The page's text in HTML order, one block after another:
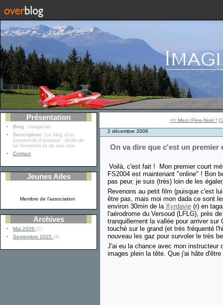
Présentation
Blog : Imagin-air
Description : Le blog d'un
passionné d'aviation : récits de
sa formation et de ses vols.
Contact
Jeunes Ailes
Membre de l'association
Archives
Mai 2026 (2)
Septembre 2025 (4)
<< Merci Père-Noël !
2 décembre 2006
On va dire que c'est un premier
Voilà, c'est fait ! Mon premier court
FS2004 est maintenant "online" ! Bon
pas peur, je suis (très) loin de les
Revenons au petit film (puisque c'est
être pas, mais moi mon dada ce sont
environ 30min de la Xyrdavie (r) en
l'aérodrome du Versoud (LFLG), près
tranquillement la vallée pour arriver
touché sur le grand (et très fréquenté
nouveau les gaz pour survoler le très
J'ai eu la chance avec mon instructeur
images plein la tête. Que j'ai hâte